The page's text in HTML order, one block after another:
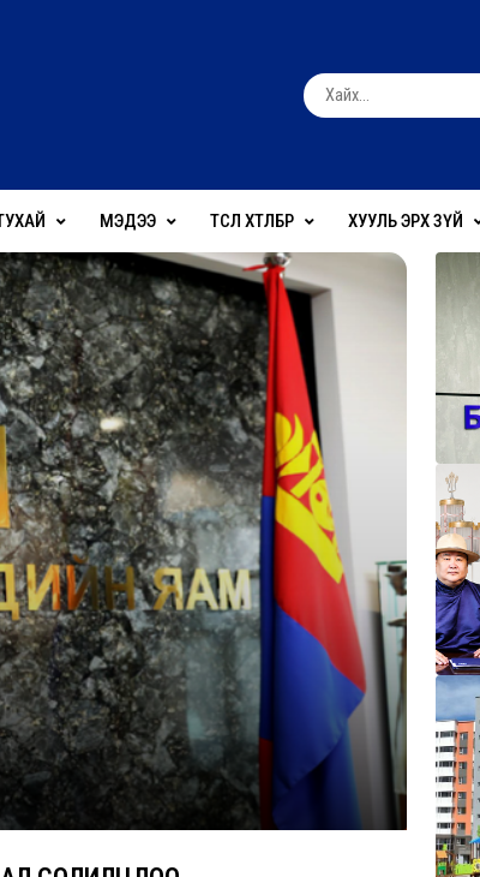
МЭДЭЭ ТӨСӨЛ ХӨТӨЛБӨР ХУУЛЬ ЭРХ ЗҮЙ